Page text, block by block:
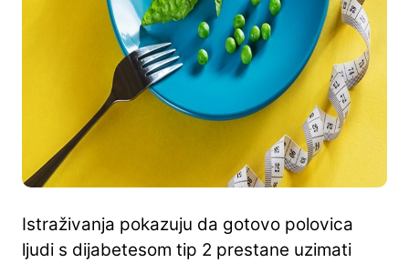
Istraživanja pokazuju da gotovo polovica
ljudi s dijabetesom tip 2 prestane uzimati